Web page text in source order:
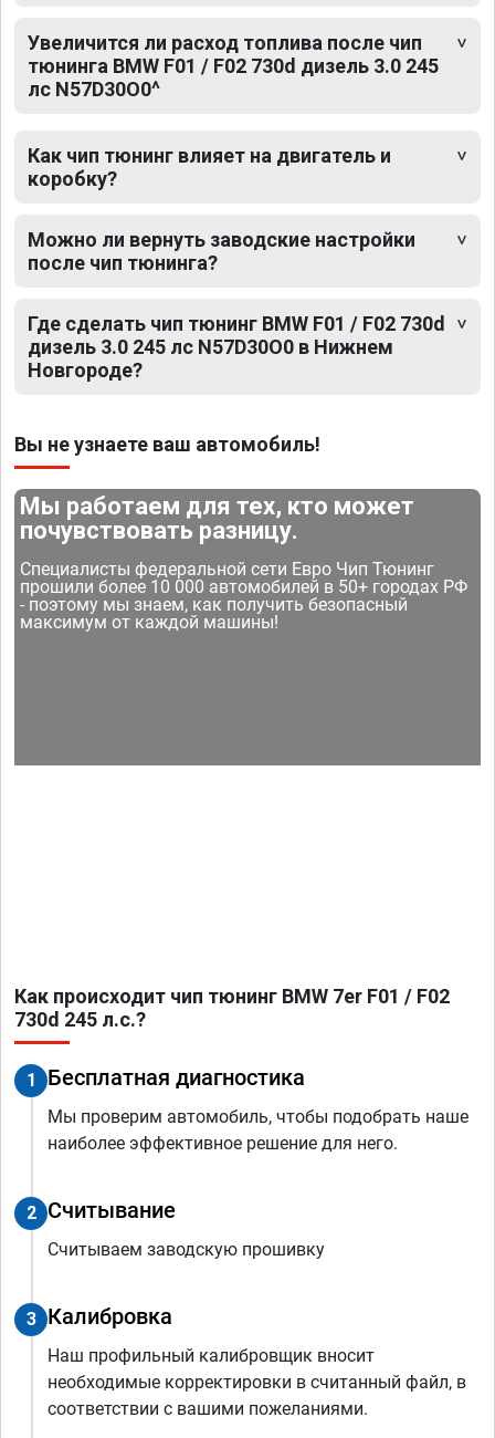
Увеличится ли расход топлива после чип
тюнинга BMW F01 / F02 730d дизель 3.0 245
лс N57D30O0^
Как чип тюнинг влияет на двигатель и
коробку?
Можно ли вернуть заводские настройки
после чип тюнинга?
Где сделать чип тюнинг BMW F01 / F02 730d
дизель 3.0 245 лс N57D30O0 в Нижнем
Новгороде?
Вы не узнаете ваш автомобиль!
Мы работаем для тех, кто может
почувствовать разницу.
Специалисты федеральной сети Евро Чип Тюнинг
прошили более 10 000 автомобилей в 50+ городах РФ
- поэтому мы знаем, как получить безопасный
максимум от каждой машины!
Как происходит чип тюнинг BMW 7er F01 / F02
730d 245 л.с.?
1 Бесплатная диагностика
Мы проверим автомобиль, чтобы подобрать наше
наиболее эффективное решение для него.
2 Считывание
Считываем заводскую прошивку
3 Калибровка
Наш профильный калибровщик вносит
необходимые корректировки в считанный файл, в
соответствии с вашими пожеланиями.